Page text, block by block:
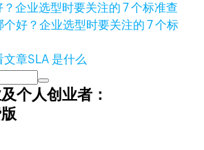
查
个好？企业选型时要关注的 7 个标
文章SLA 是什么
个人创业者：